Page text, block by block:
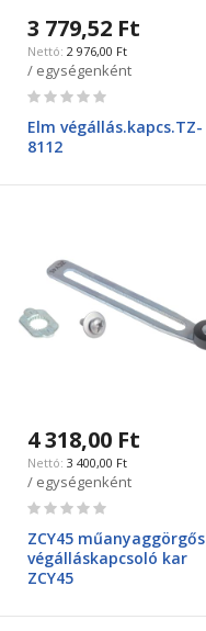
3 779,52 Ft
2 976,00 Ft
/ egységenként
Rating:
Elm végállás.kapcs.TZ-
8112
4 318,00 Ft
3 400,00 Ft
/ egységenként
Rating:
ZCY45 műanyaggörgős
végálláskapcsoló kar
ZCY45